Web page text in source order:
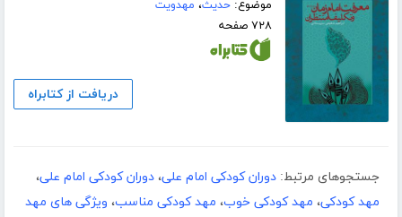
موضوع:حدیث، مهدویت
۷۲۸ صفحه
دریافت از کتابراه
جستجوهای مرتبط: دوران کودکی امام علی، دوران کودکی امام علی،
مهد کودکی، مهد کودکی خوب، مهد کودکی مناسب، ویژگی های مهد